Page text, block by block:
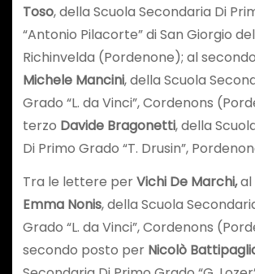
Toso, della Scuola Secondaria Di
“Antonio Pilacorte” di San Giorgio
Richinvelda (Pordenone); al
Michele Mancini, della Scuola
Grado “L. da Vinci”, Cordenons
terzo Davide Bragonetti, della
Di Primo Grado “T. Drusin”,
Tra le lettere perVichi De Marchi,
Emma Nonis, della Scuola
Grado “L. da Vinci”, Cordenons
secondo posto per Nicolò